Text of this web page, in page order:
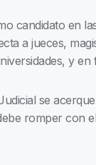
candidato en
a jueces,
y
se
romper con